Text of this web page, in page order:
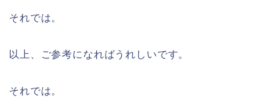
それでは。
以上、ご参考になればうれしいです。
それでは。